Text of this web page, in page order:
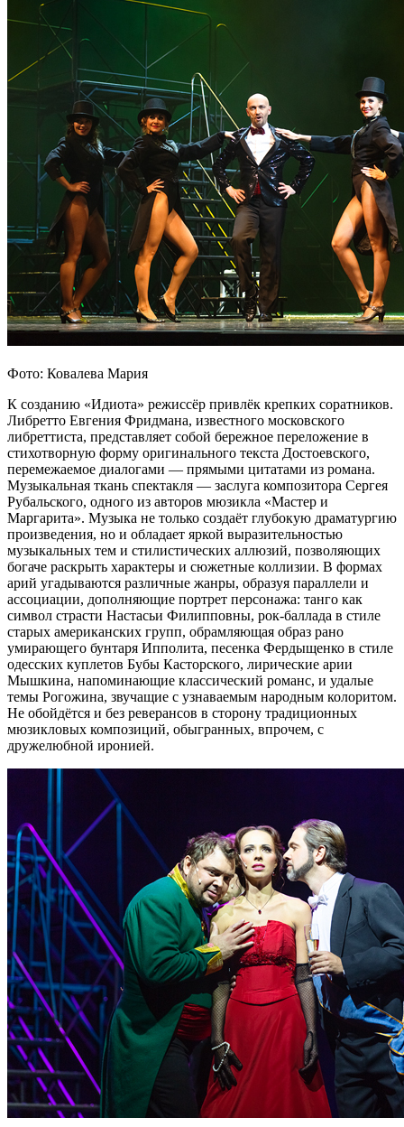
Фото: Ковалева Мария
К созданию «Идиота» режиссёр привлёк крепких соратников.
Либретто Евгения Фридмана, известного московского
либреттиста, представляет собой бережное переложение в
стихотворную форму оригинального текста Достоевского,
перемежаемое диалогами — прямыми цитатами из романа.
Музыкальная ткань спектакля — заслуга композитора Сергея
Рубальского, одного из авторов мюзикла «Мастер и
Маргарита». Музыка не только создаёт глубокую драматургию
произведения, но и обладает яркой выразительностью
музыкальных тем и стилистических аллюзий, позволяющих
богаче раскрыть характеры и сюжетные коллизии. В формах
арий угадываются различные жанры, образуя параллели и
ассоциации, дополняющие портрет персонажа: танго как
символ страсти Настасьи Филипповны, рок-баллада в стиле
старых американских групп, обрамляющая образ рано
умирающего бунтаря Ипполита, песенка Фердыщенко в стиле
одесских куплетов Бубы Касторского, лирические арии
Мышкина, напоминающие классический романс, и удалые
темы Рогожина, звучащие с узнаваемым народным колоритом.
Не обойдётся и без реверансов в сторону традиционных
мюзикловых композиций, обыгранных, впрочем, с
дружелюбной иронией.